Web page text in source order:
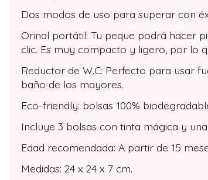
Dos modos de uso para superar con
Orinal portátil: Tu peque podrá hacer
clic. Es muy compacto y ligero, por lo
Reductor de W.C: Perfecto para usar
baño de los mayores.
Eco-friendly: bolsas 100%
Incluye 3 bolsas con tinta mágica y
Edad recomendada: A partir de 15
Medidas: 24 x 24 x 7 cm.